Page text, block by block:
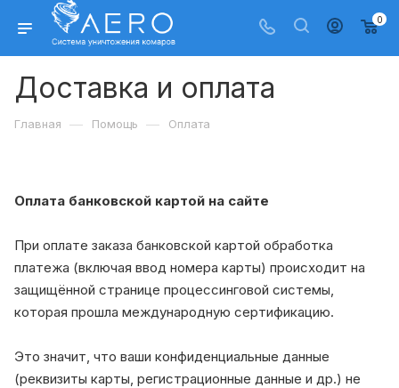
0
Доставка и оплата
Главная — Помощь — Оплата
Оплата банковской картой на сайте
При оплате заказа банковской картой обработка
платежа (включая ввод номера карты) происходит на
защищённой странице процессинговой системы,
которая прошла международную сертификацию.
Это значит, что ваши конфиденциальные данные
(реквизиты карты, регистрационные данные и др.) не